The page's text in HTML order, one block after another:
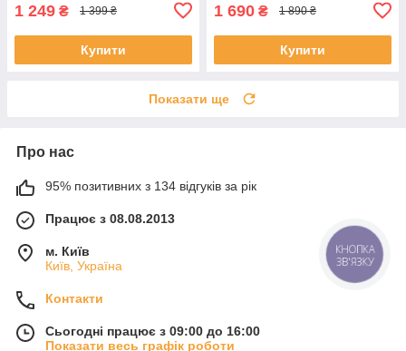
1 249 ₴ 1 399 ₴
Купити
1 690 ₴ 1 890 ₴
Купити
Показати ще
Про нас
95% позитивних з 134 відгуків за рік
Працює з 08.08.2013
м. Київ
Київ, Україна
Контакти
Сьогодні працює з 09:00 до 16:00
Показати весь графік роботи
КНОПКА
ЗВ'ЯЗКУ